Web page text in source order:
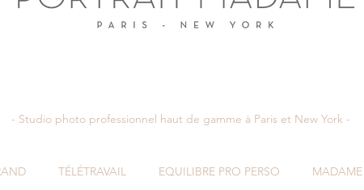
- Studio photo professionnel haut de gamme à Paris et New York -
TÉLÉTRAVAIL EQUILIBRE PRO PERSO MADAME